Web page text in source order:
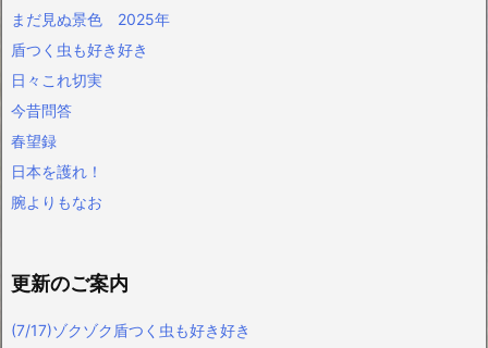
まだ見ぬ景色 2025年
盾つく虫も好き好き
日々これ切実
今昔問答
春望録
日本を護れ！
腕よりもなお
更新のご案内
(7/17)ゾクゾク盾つく虫も好き好き